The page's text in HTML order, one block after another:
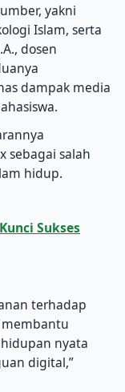
yakni
Islam, serta
dosen
dampak media
sebagai salah
hidup.
Sukses
terhadap
nyata
digital,”